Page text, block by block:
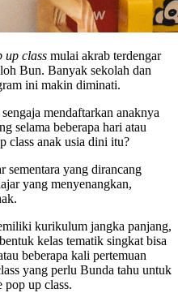
up class mulai akrab terdengar
Bun. Banyak sekolah dan
ini makin diminati.
mendaftarkan anaknya
selama beberapa hari atau
class anak usia dini itu?
sementara yang dirancang
yang menyenangkan,
kurikulum jangka panjang,
kelas tematik singkat bisa
beberapa kali pertemuan
yang perlu Bunda tahu untuk
pop up class.